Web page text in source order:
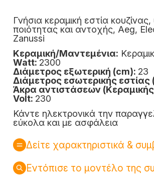
Γνήσια κεραμική εστία
ποιότητας και αντοχής, Aeg,
Zanussi
Κεραμική/Μαντεμένια:
Watt: 2300
Διάμετρος εξωτερική (cm): 23
Διάμετρος εσωτερικής εστίας
Άκρα αντιστάσεων
Volt: 230
Κάντε ηλεκτρονικά την
εύκολα και με ασφάλεια
Δείτε χαρακτηριστικά &
Εντόπισε το μοντέλο της